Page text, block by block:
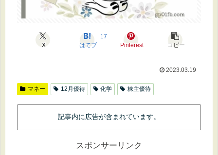
X はてブ
17
Pinterest
コピー
2023.03.19
マネー 12月優待 化学 株主優待
記事内に広告が含まれています。
スポンサーリンク